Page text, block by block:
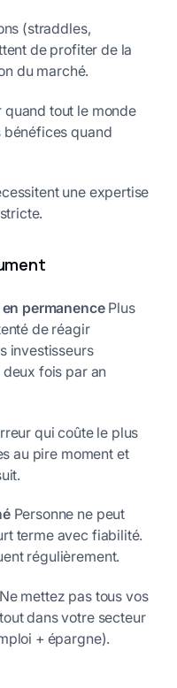
(straddles,
de profiter de la
du marché.
quand tout le monde
quand
une expertise
permanencePlus
de réagir
investisseurs
fois par an
qui coûte le plus
au pire moment et
Personne ne peut
terme avec fiabilité.
régulièrement.
Ne mettez pas tous vos
dans votre secteur
+ épargne).